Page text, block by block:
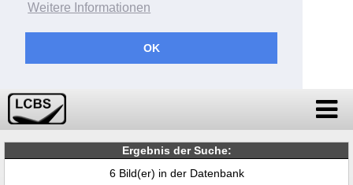
Weitere Informationen
OK
Ergebnis der Suche:
6 Bild(er) in der Datenbank